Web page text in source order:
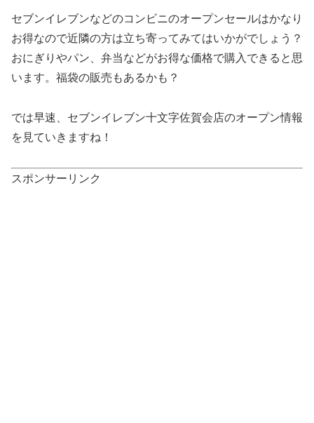
セブンイレブンなどのコンビニのオープンセールはかなり
お得なので近隣の方は立ち寄ってみてはいかがでしょう？
おにぎりやパン、弁当などがお得な価格で購入できると思
います。福袋の販売もあるかも？
では早速、セブンイレブン十文字佐賀会店のオープン情報
を見ていきますね！
スポンサーリンク